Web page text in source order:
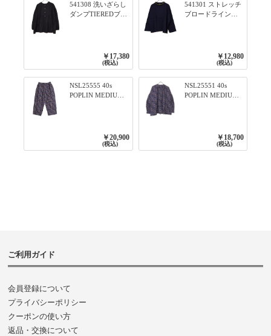
541308 洗いざらし
ダンプTIEREDブシ
￥17,380
(税込)
541301 ストレッチ
ブロードライン入
リブプルオーバー
79ネイビー
￥12,980
(税込)
NSL25555 40s
POPLIN MEDIUM
￥20,900
(税込)
NSL25551 40s
POPLIN MEDIUM
3800NAVY BASE
￥18,700
(税込)
ご利用ガイド
会員登録について
プライバシーポリシー
クーポンの使い方
返品・交換について